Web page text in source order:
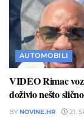
AUTOMOBILI
VIDEO Rimac
doživio nešto
BY NOVINE.HR 21.